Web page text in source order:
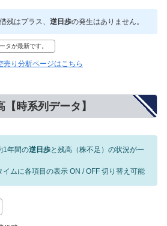
残はプラス、 逆日歩の発生はありません。
タが最新です。
り分析ページはこちら
時系列データ】
1年間の逆日歩と残高（株不足）の状況が一
ムに各項目の表示 ON / OFF 切り替え可能